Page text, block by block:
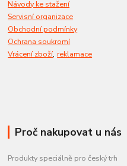
Návody ke stažení
Servisní organizace
Obchodní podmínky
Ochrana soukromí
Vrácení zboží,reklamace
Proč nakupovat u nás
Produkty speciálně pro český trh